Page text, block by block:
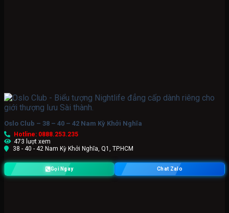
Oslo Club – 38 – 40 – 42 Nam Kỳ Khởi Nghĩa
Hotline: 0888.253.235
473 lượt xem
38 - 40 - 42 Nam Kỳ Khởi Nghĩa, Q1, TP.HCM
Gọi Ngay Chat Zalo